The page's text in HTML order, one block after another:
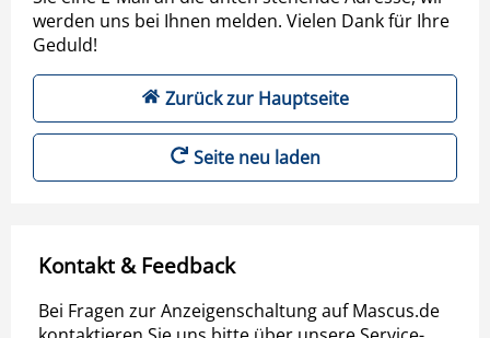
werden uns bei Ihnen melden. Vielen Dank für Ihre
Geduld!
Zurück zur Hauptseite
Seite neu laden
Kontakt & Feedback
Bei Fragen zur Anzeigenschaltung auf Mascus.de